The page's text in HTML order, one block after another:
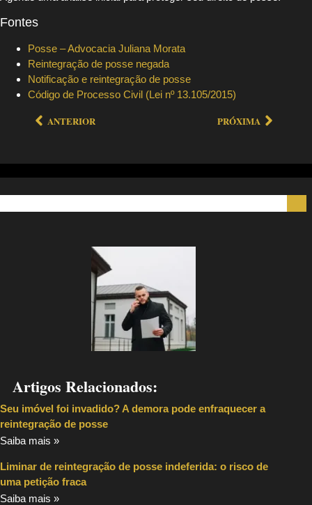
Fontes
Posse – Advocacia Juliana Morata
Reintegração de posse negada
Notificação e reintegração de posse
Código de Processo Civil (Lei nº 13.105/2015)
ANTERIOR PRÓXIMA
Artigos Relacionados:
Seu imóvel foi invadido? A demora pode enfraquecer a
reintegração de posse
Saiba mais »
Liminar de reintegração de posse indeferida: o risco de
uma petição fraca
Saiba mais »